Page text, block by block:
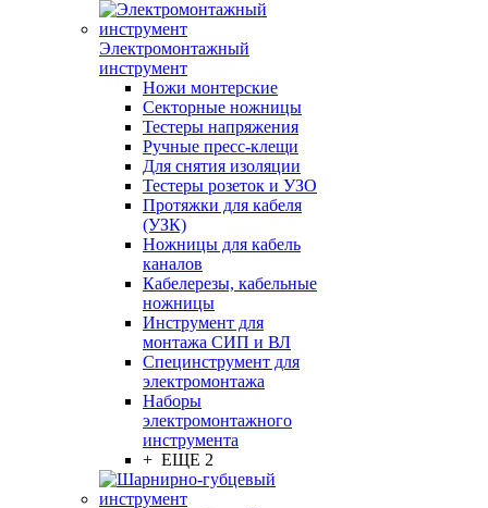
Электромонтажный
инструмент
Ножи монтерские
Секторные ножницы
Тестеры напряжения
Ручные пресс-клещи
Для снятия изоляции
Тестеры розеток и УЗО
Протяжки для кабеля
(УЗК)
Ножницы для кабель
каналов
Кабелерезы, кабельные
ножницы
Инструмент для
монтажа СИП и ВЛ
Специнструмент для
электромонтажа
Наборы
электромонтажного
инструмента
+ ЕЩЕ 2